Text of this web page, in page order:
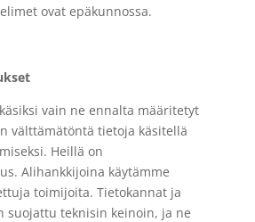
ovat epäkunnossa.
vain ne ennalta määritetyt
välttämätöntä tietoja käsitellä
Heillä on
Alihankkijoina käytämme
toimijoita. Tietokannat ja
suojattu teknisin keinoin, ja ne